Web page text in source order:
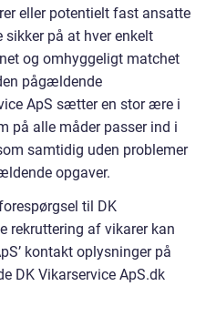
eller potentielt fast ansatte
på at hver enkelt
og omhyggeligt matchet
pågældende
ApS sætter en stor ære i
på alle måder passer ind i
samtidig uden problemer
opgaver.
til DK
rekruttering af vikarer kan
kontakt oplysninger på
DK Vikarservice ApS.dk